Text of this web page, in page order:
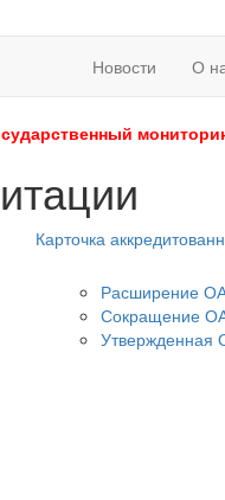
Новости О
Карточка
Расширение
Сокращение
Утвержденная